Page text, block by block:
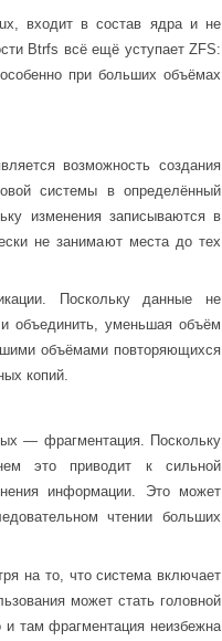
входит в состав ядра и не
Btrfs всё ещё уступает ZFS:
при больших объёмах
возможность создания
системы в определённый
изменения записываются в
не занимают места до тех
Поскольку данные не
объединить, уменьшая объём
объёмами повторяющихся
копий.
— фрагментация. Поскольку
это приводит к сильной
информации. Это может
чтении больших
на то, что система включает
может стать головной
там фрагментация неизбежна